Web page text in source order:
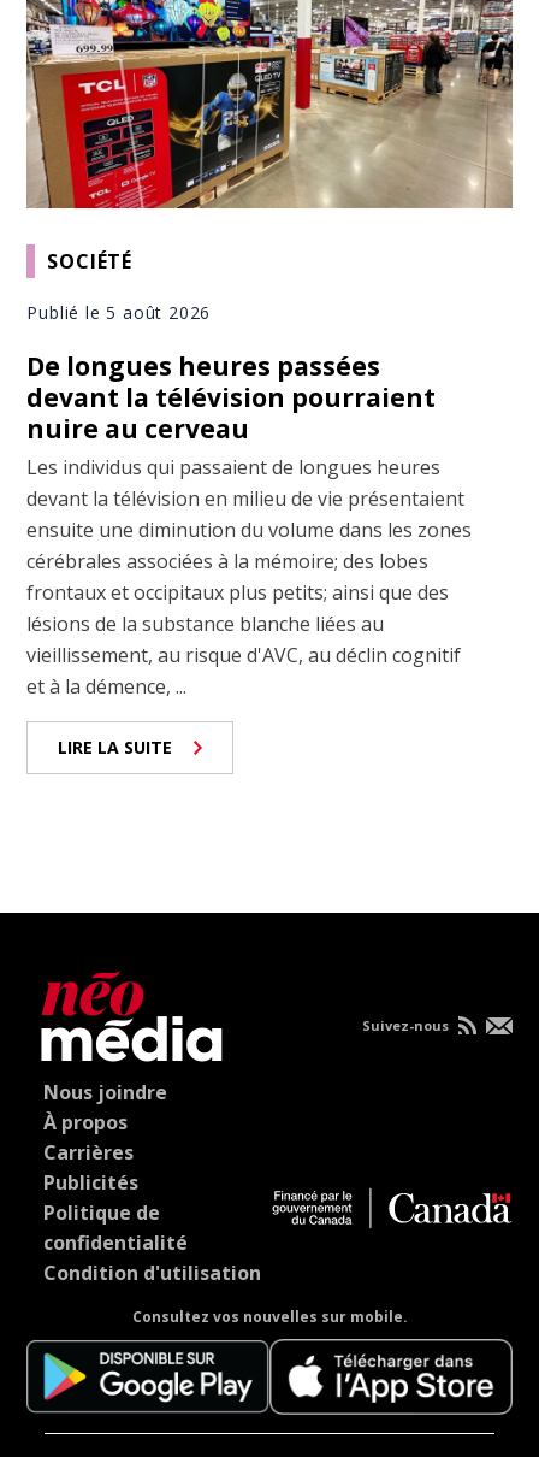
SOCIÉTÉ
Publié le 5 août 2026
De longues heures passées
devant la télévision pourraient
nuire au cerveau
Les individus qui passaient de longues heures
devant la télévision en milieu de vie présentaient
ensuite une diminution du volume dans les zones
cérébrales associées à la mémoire; des lobes
frontaux et occipitaux plus petits; ainsi que des
lésions de la substance blanche liées au
vieillissement, au risque d'AVC, au déclin cognitif
et à la démence, ...
LIRE LA SUITE
Nous joindre
À propos
Carrières
Publicités
Politique de
confidentialité
Condition d'utilisation
Consultez vos nouvelles sur mobile.
Suivez-nous